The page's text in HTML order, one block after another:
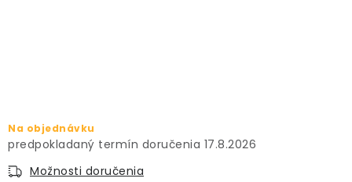
KVETINÁČE A OBALY NA RASTLINY
ZNAČKY
Na objednávku
17.8.2026
Možnosti doručenia